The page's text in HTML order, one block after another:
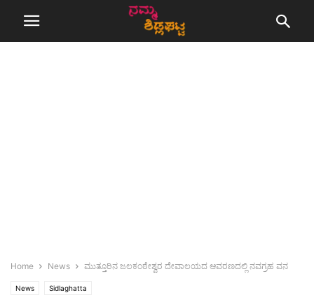
Home News ಮುತ್ತೂರಿನ ಜಲಕಂಠೇಶ್ವರ ದೇವಾಲಯದ ಆವರಣದಲ್ಲಿ ನವಗ್ರಹ ವನ
News Sidlaghatta